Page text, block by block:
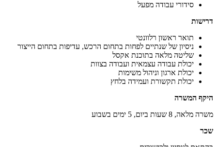
סידורי עבודה מפעל
דרישות
תואר ראשון רלוונטי
ניסיון של שנתיים לפחות בתחום הרכש, עדיפות בתחום הייצור
שליטה מלאה בתוכנת אקסל
יכולת עבודה עצמאית ועבודה בצוות
יכולת ארגון וניהול משימות
יכולת תקשורת ועמידה בלחץ
היקף המשרה
משרה מלאה, 8 שעות ביום, 5 ימים בשבוע
שכר